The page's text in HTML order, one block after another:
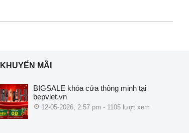
MÃI
BIGSALE khóa cửa thông minh tại
bepviet.vn
12-05-2026, 2:57 pm - 1105 lượt xem